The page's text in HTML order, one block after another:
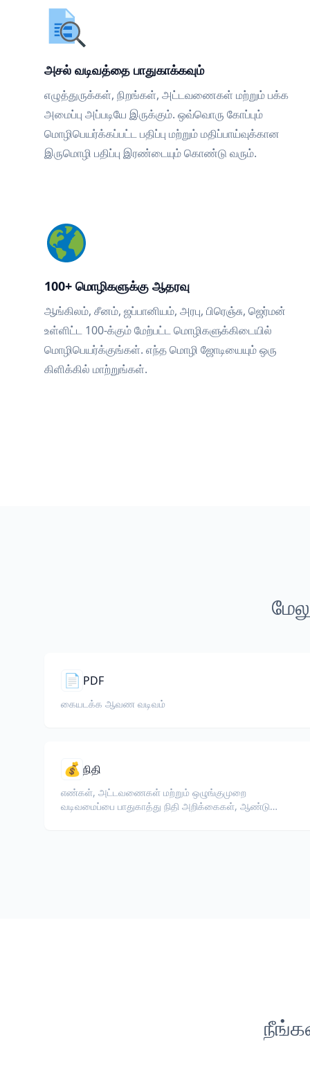
அசல் வடிவத்தை பாதுகாக்கவும்
எழுத்துருக்கள், நிறங்கள், அட்டவணைகள் மற்றும் பக்க
அமைப்பு அப்படியே இருக்கும். ஒவ்வொரு கோப்பும்
மொழிபெயர்க்கப்பட்ட பதிப்பு மற்றும் மதிப்பாய்வுக்கான
இருமொழி பதிப்பு இரண்டையும் கொண்டு வரும்.
100+ மொழிகளுக்கு ஆதரவு
ஆங்கிலம், சீனம், ஜப்பானியம், அரபு, பிரெஞ்சு, ஜெர்மன்
உள்ளிட்ட 100-க்கும் மேற்பட்ட மொழிகளுக்கிடையில்
மொழிபெயர்க்குங்கள். எந்த மொழி ஜோடியையும் ஒரு
கிளிக்கில் மாற்றுங்கள்.
📄 PDF
கையடக்க ஆவண வடிவம்
💰 நிதி
எண்கள், அட்டவணைகள் மற்றும் ஒழுங்குமுறை
வடிவமைப்பை பாதுகாத்து நிதி அறிக்கைகள், ஆண்டு